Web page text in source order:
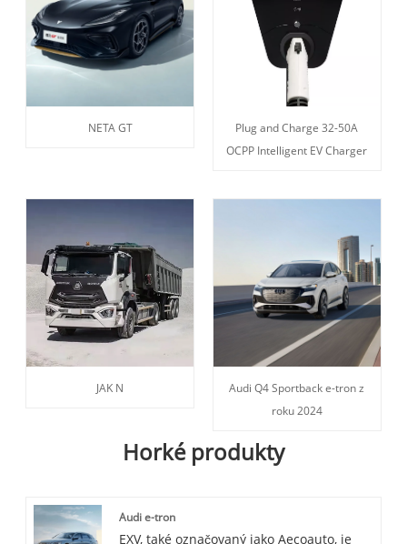
NETA GT
Plug and Charge 32-50A
OCPP Intelligent EV Charger
JAK N
Audi Q4 Sportback e-tron z
roku 2024
Horké produkty
Audi e-tron
EXV, také označovaný jako Aecoauto, je